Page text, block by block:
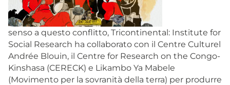
senso a questo conflitto, Tricontinental: Institute for
Social Research ha collaborato con il Centre Culturel
Andrée Blouin, il Centre for Research on the Congo-
Kinshasa (CERECK) e Likambo Ya Mabele
(Movimento per la sovranità della terra) per produrre